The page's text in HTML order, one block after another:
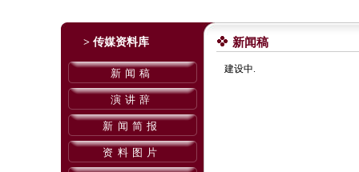
> 传媒资料库
新闻稿
演讲辞
新闻简报
资料图片
新闻稿
建设中.